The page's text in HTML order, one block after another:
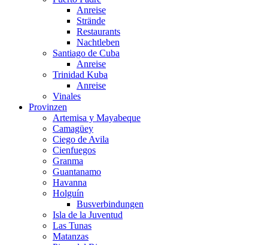
Anreise
Strände
Restaurants
Nachtleben
Santiago de Cuba
Anreise
Trinidad Kuba
Anreise
Vinales
Provinzen
Artemisa y Mayabeque
Camagüey
Ciego de Avila
Cienfuegos
Granma
Guantanamo
Havanna
Holguín
Busverbindungen
Isla de la Juventud
Las Tunas
Matanzas